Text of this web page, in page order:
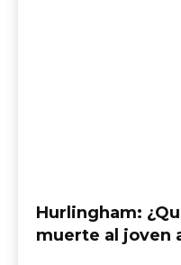
Hurlingham:
muerte al joven